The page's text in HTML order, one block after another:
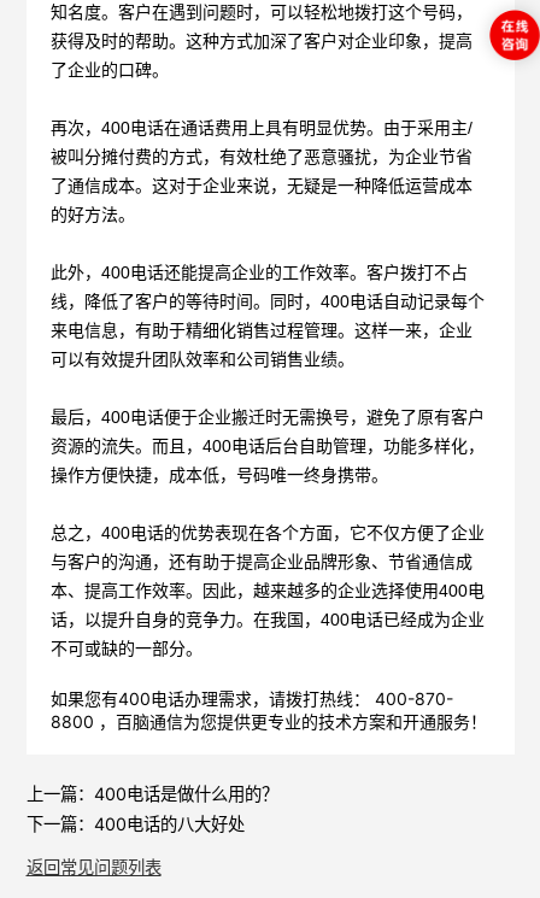
知名度。客户在遇到问题时，可以轻松地拨打这个号码，
获得及时的帮助。这种方式加深了客户对企业印象，提高
了企业的口碑。
再次，400电话在通话费用上具有明显优势。由于采用主/
被叫分摊付费的方式，有效杜绝了恶意骚扰，为企业节省
了通信成本。这对于企业来说，无疑是一种降低运营成本
的好方法。
此外，400电话还能提高企业的工作效率。客户拨打不占
线，降低了客户的等待时间。同时，400电话自动记录每个
来电信息，有助于精细化销售过程管理。这样一来，企业
可以有效提升团队效率和公司销售业绩。
最后，400电话便于企业搬迁时无需换号，避免了原有客户
资源的流失。而且，400电话后台自助管理，功能多样化，
操作方便快捷，成本低，号码唯一终身携带。
总之，400电话的优势表现在各个方面，它不仅方便了企业
与客户的沟通，还有助于提高企业品牌形象、节省通信成
本、提高工作效率。因此，越来越多的企业选择使用400电
话，以提升自身的竞争力。在我国，400电话已经成为企业
不可或缺的一部分。
如果您有400电话办理需求，请拨打热线： 400-870-
8800 ，百脑通信为您提供更专业的技术方案和开通服务！
上一篇： 400电话是做什么用的？
下一篇： 400电话的八大好处
返回常见问题列表